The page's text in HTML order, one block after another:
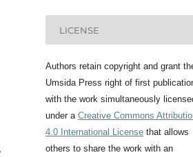
LICENSE
Authors retain copyright and grant
Umsida Press right of first
with the work simultaneously
under a Creative Commons
4.0 International License that allows
others to share the work with an